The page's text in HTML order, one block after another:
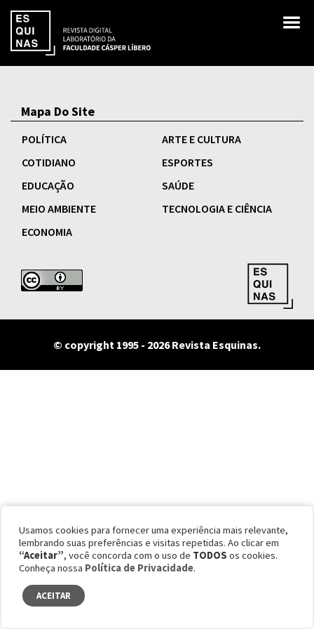
Mapa Do Site
POLÍTICA
ARTE E CULTURA
COTIDIANO
ESPORTES
EDUCAÇÃO
SAÚDE
MEIO AMBIENTE
TECNOLOGIA E CIÊNCIA
ECONOMIA
© copyright 1995 - 2026 Revista Esquinas.
Usamos cookies para fornecer uma experiência mais relevante,
lembrando suas preferências e visitas repetidas. Ao clicar em
“Aceitar”, você concorda com o uso de TODOS os cookies.
Conheça nossa Política de Privacidade.
ACEITAR